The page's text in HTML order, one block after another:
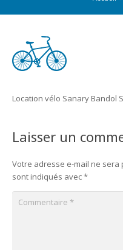
Location vélo Sanary Bandol
Laisser un
Votre adresse e-mail ne sera
sont indiqués avec*